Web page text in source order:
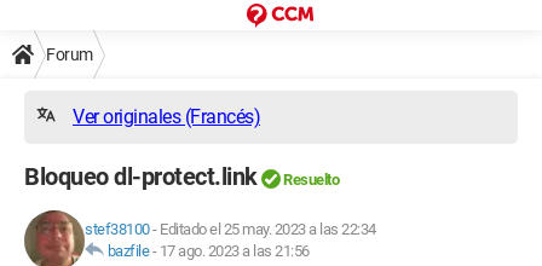
Forum
Ver originales (Francés)
Bloqueo dl-protect.link Resuelto
stef38100- Editado el 25 may. 2023 a las 22:34
bazfile- 17 ago. 2023 a las 21:56